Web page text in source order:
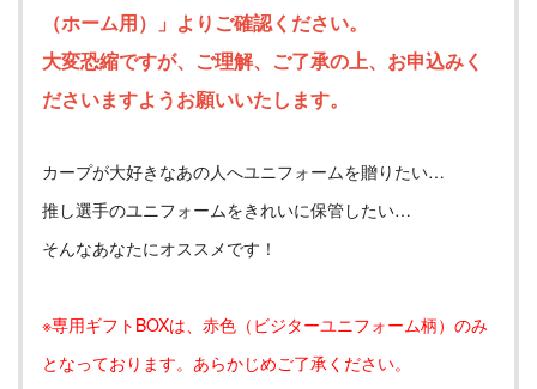
（ホーム用）
」よりご確認ください。
大変恐縮ですが、ご理解、ご了承の上、お申込みく
ださいますようお願いいたします。
カープが大好きなあの人へユニフォームを贈りたい…
推し選手のユニフォームをきれいに保管したい…
そんなあなたにオススメです！
※専用ギフトBOXは、赤色（ビジターユニフォーム柄）のみ
となっております。あらかじめご了承ください。